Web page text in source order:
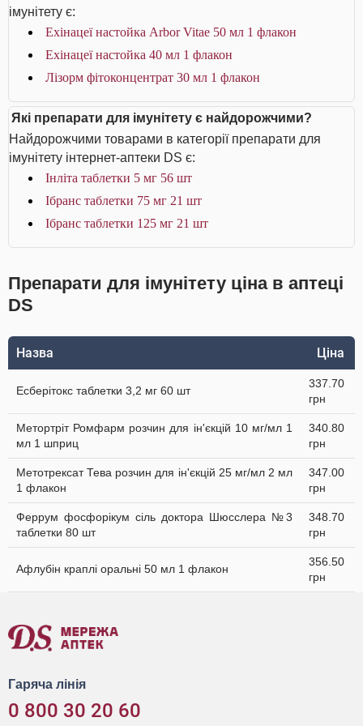
імунітету є:
Ехінацеї настойка Arbor Vitae 50 мл 1 флакон
Ехінацеї настойка 40 мл 1 флакон
Лізорм фітоконцентрат 30 мл 1 флакон
Які препарати для імунітету є найдорожчими?
Найдорожчими товарами в категорії препарати для
імунітету інтернет-аптеки DS є:
Інліта таблетки 5 мг 56 шт
Ібранс таблетки 75 мг 21 шт
Ібранс таблетки 125 мг 21 шт
Препарати для імунітету ціна в аптеці
DS
Назва Ціна
Есберітокс таблетки 3,2 мг 60 шт
337.70
грн
Метортріт Ромфарм розчин для ін'єкцій 10 мг/мл 1
мл 1 шприц
340.80
грн
Метотрексат Тева розчин для ін'єкцій 25 мг/мл 2 мл
1 флакон
347.00
грн
Феррум фосфорiкум сіль доктора Шюсслера №3
таблетки 80 шт
348.70
грн
Афлубін краплі оральні 50 мл 1 флакон
356.50
грн
Гаряча лінія
0 800 30 20 60